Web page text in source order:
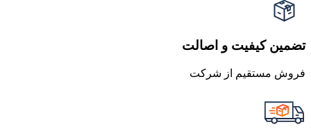
تضمین کیفیت و اصالت
فروش مستقیم از شرکت